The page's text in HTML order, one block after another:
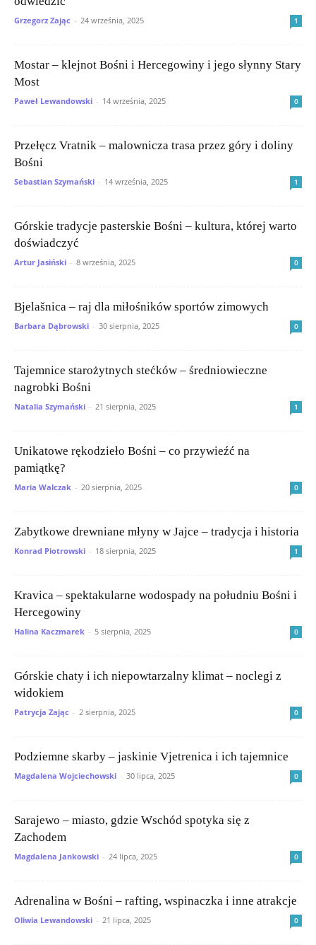
Grzegorz Zając - 24 września, 2025 1
Mostar – klejnot Bośni i Hercegowiny i jego słynny Stary
Most
Paweł Lewandowski - 14 września, 2025 0
Przełęcz Vratnik – malownicza trasa przez góry i doliny
Bośni
Sebastian Szymański - 14 września, 2025 1
Górskie tradycje pasterskie Bośni – kultura, której warto
doświadczyć
Artur Jasiński - 8 września, 2025 0
Bjelašnica – raj dla miłośników sportów zimowych
Barbara Dąbrowski - 30 sierpnia, 2025 0
Tajemnice starożytnych stećków – średniowieczne
nagrobki Bośni
Natalia Szymański - 21 sierpnia, 2025 1
Unikatowe rękodzieło Bośni – co przywieźć na
pamiątkę?
Maria Walczak - 20 sierpnia, 2025 0
Zabytkowe drewniane młyny w Jajce – tradycja i historia
Konrad Piotrowski - 18 sierpnia, 2025 1
Kravica – spektakularne wodospady na południu Bośni i
Hercegowiny
Halina Kaczmarek - 5 sierpnia, 2025 0
Górskie chaty i ich niepowtarzalny klimat – noclegi z
widokiem
Patrycja Zając - 2 sierpnia, 2025 0
Podziemne skarby – jaskinie Vjetrenica i ich tajemnice
Magdalena Wojciechowski - 30 lipca, 2025 0
Sarajewo – miasto, gdzie Wschód spotyka się z
Zachodem
Magdalena Jankowski - 24 lipca, 2025 0
Adrenalina w Bośni – rafting, wspinaczka i inne atrakcje
Oliwia Lewandowski - 21 lipca, 2025 0